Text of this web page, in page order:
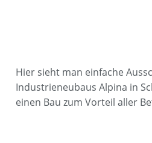
Hier sieht man einfache
Industrieneubaus Alpina in
einen Bau zum Vorteil aller